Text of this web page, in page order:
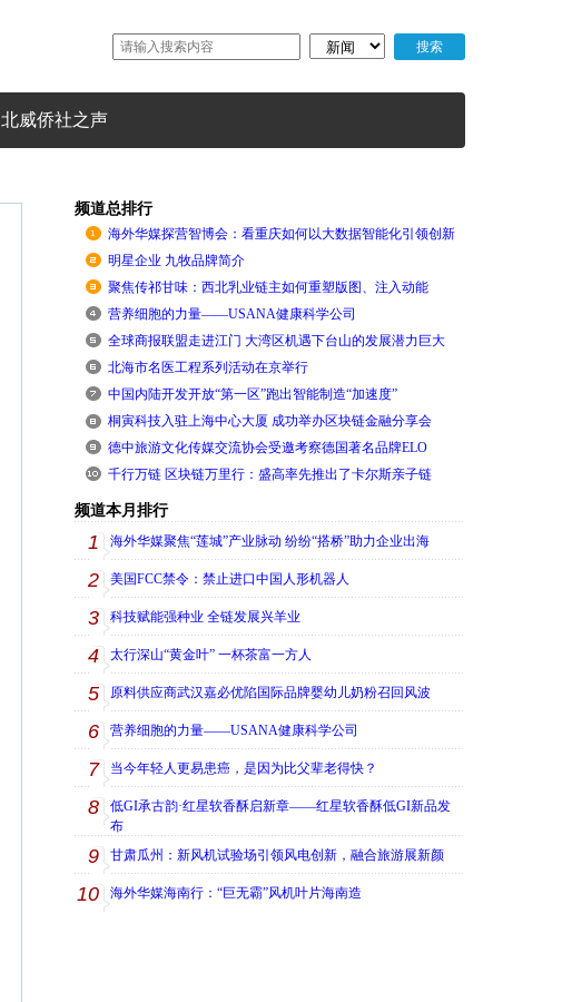
北威侨社之声
频道总排行
海外华媒探营智博会：看重庆如何以大数据智能化引领创新
明星企业 九牧品牌简介
聚焦传祁甘味：西北乳业链主如何重塑版图、注入动能
营养细胞的力量——USANA健康科学公司
全球商报联盟走进江门 大湾区机遇下台山的发展潜力巨大
北海市名医工程系列活动在京举行
中国内陆开发开放“第一区”跑出智能制造“加速度”
桐寅科技入驻上海中心大厦 成功举办区块链金融分享会
德中旅游文化传媒交流协会受邀考察德国著名品牌ELO
千行万链 区块链万里行：盛高率先推出了卡尔斯亲子链
频道本月排行
1 海外华媒聚焦“莲城”产业脉动 纷纷“搭桥”助力企业出海
2 美国FCC禁令：禁止进口中国人形机器人
3 科技赋能强种业 全链发展兴羊业
4 太行深山“黄金叶” 一杯茶富一方人
5 原料供应商武汉嘉必优陷国际品牌婴幼儿奶粉召回风波
6 营养细胞的力量——USANA健康科学公司
7 当今年轻人更易患癌，是因为比父辈老得快？
8
低GI承古韵·红星软香酥启新章——红星软香酥低GI新品发
布
9 甘肃瓜州：新风机试验场引领风电创新，融合旅游展新颜
10 海外华媒海南行：“巨无霸”风机叶片海南造